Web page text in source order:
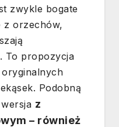
zwykle bogate
z orzechów,
To propozycja
oryginalnych
Podobną
z
– również